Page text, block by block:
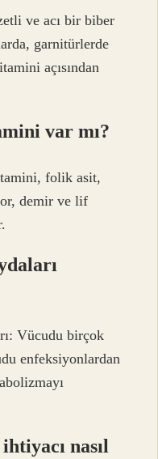
ve acı bir biber
garnitürlerde
açısından
var mı?
folik asit,
demir ve lif
Vücudu birçok
enfeksiyonlardan
nasıl